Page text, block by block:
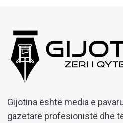
Gijotina është media e
gazetarë profesionistë dhe